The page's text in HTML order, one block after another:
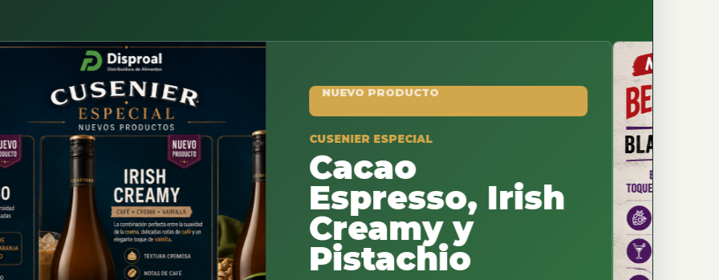
NUEVO PRODUCTO
CUSENIER ESPECIAL
Cacao
Espresso, Irish
Creamy y
Pistachio